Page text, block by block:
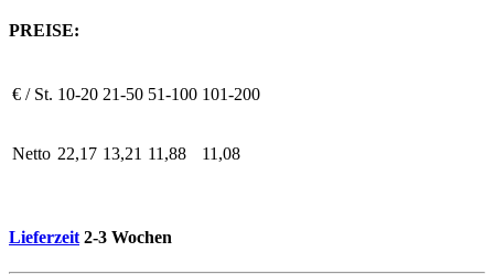
PREISE:
€ / St. 10-20 21-50 51-100 101-200
Netto 22,17 13,21 11,88 11,08
Lieferzeit 2-3 Wochen